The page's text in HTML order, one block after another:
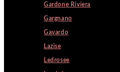
Gardone Riviera
Gargnano
Gavardo
Lazise
Ledrosee